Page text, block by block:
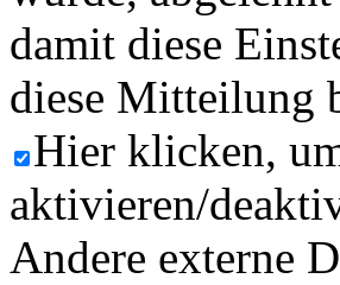
damit diese
diese Mitteilung
Hier klicken,
aktivieren/
Andere externe